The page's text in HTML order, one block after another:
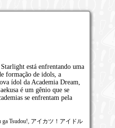
está enfrentando uma
formação de idols, a
ídol da Academia Dream,
é um gênio que se
se enfrentam pela
ga Tsudou!, アイカツ！アイドル